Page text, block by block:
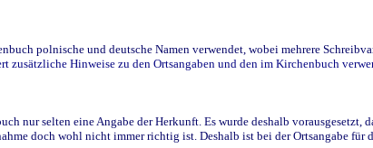
polnische und deutsche Namen verwendet, wobei mehrere
zusätzliche Hinweise zu den Ortsangaben und den im Kirchenbuch
nur selten eine Angabe der Herkunft. Es wurde deshalb
doch wohl nicht immer richtig ist. Deshalb ist bei der Ortsangabe